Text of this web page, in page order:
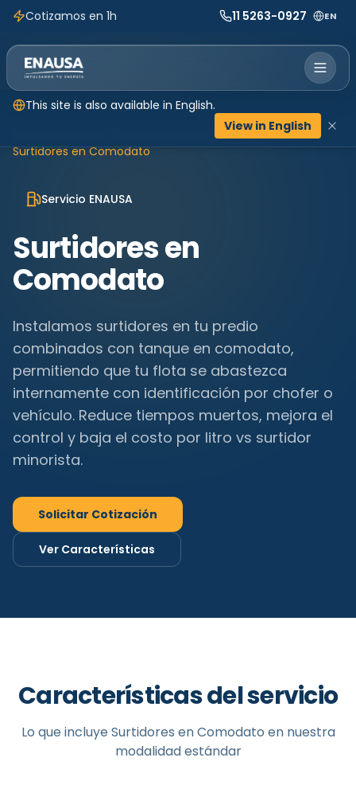
This site is also available in English.
View in English
Cotizamos en 1h 11 5263-0927 EN
Equipamiento en Comodato
Surtidores en Comodato
Servicio ENAUSA
Surtidores en
Comodato
Instalamos surtidores en tu predio
combinados con tanque en comodato,
permitiendo que tu flota se abastezca
internamente con identificación por chofer o
vehículo. Reduce tiempos muertos, mejora el
control y baja el costo por litro vs surtidor
minorista.
Solicitar Cotización
Ver Características
Características del servicio
Lo que incluye Surtidores en Comodato en nuestra
modalidad estándar